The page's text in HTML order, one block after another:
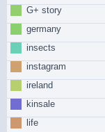
G+ story
germany
insects
instagram
ireland
kinsale
life